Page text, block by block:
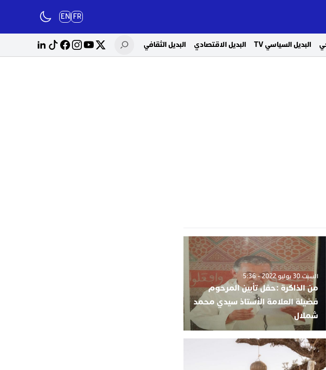
FR
EN
البديل السياسي TV البديل الاقتصادي البديل الثقافي
السبت 30 يوليو 2022 - 5:36
من الذاكرة :حفل تأبين المرحوم
فضيلة العلامة الأستاذ سيدي محمد
شملال